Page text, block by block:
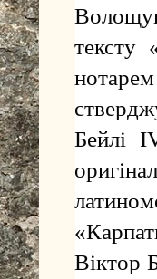
тексту
Бейлі
Віктор